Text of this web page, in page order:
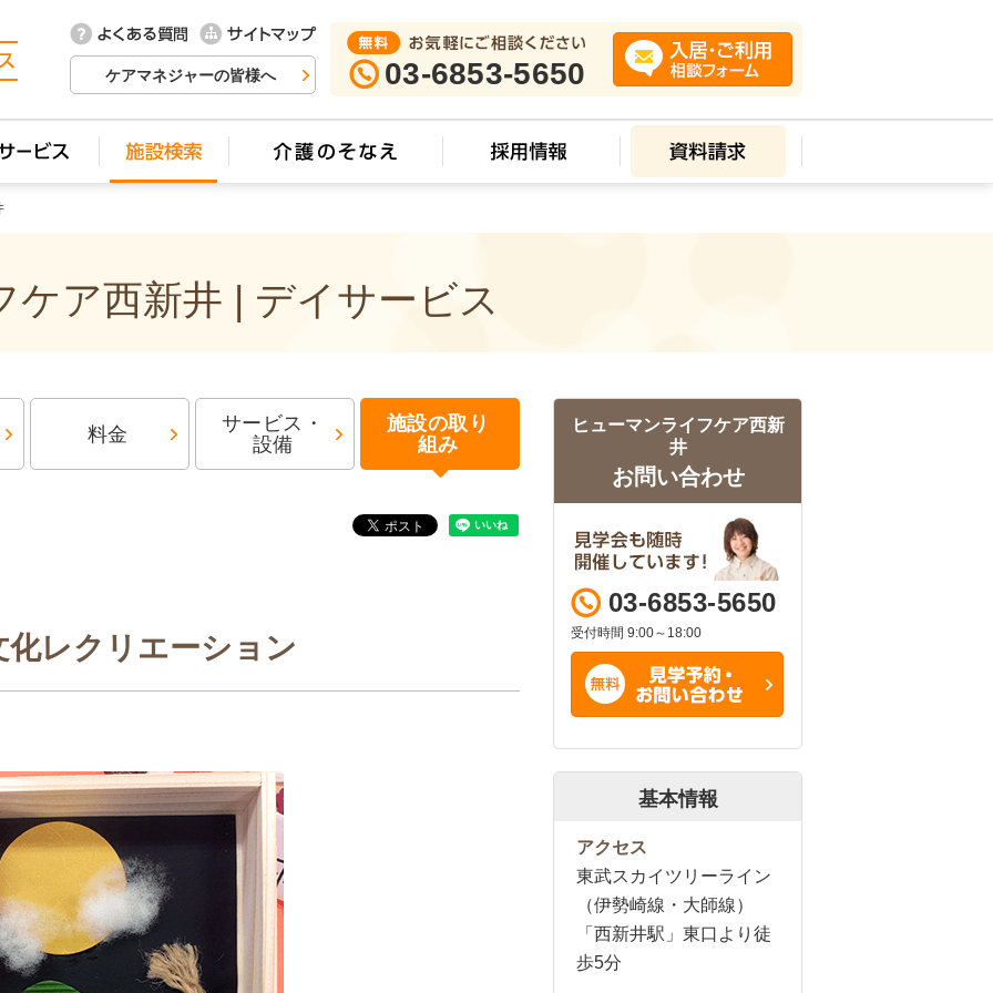
ケアマネジャーの皆様へ 03-6853-5650
ケア西新井 | デイサービス
料金
サービス・
設備
施設の取り
組み
化レクリエーション
ヒューマンライフケア西新
井
お問い合わせ
03-6853-5650
受付時間 9:00～18:00
基本情報
アクセス
東武スカイツリーライン
（伊勢崎線・大師線）
「西新井駅」東口より徒
歩5分